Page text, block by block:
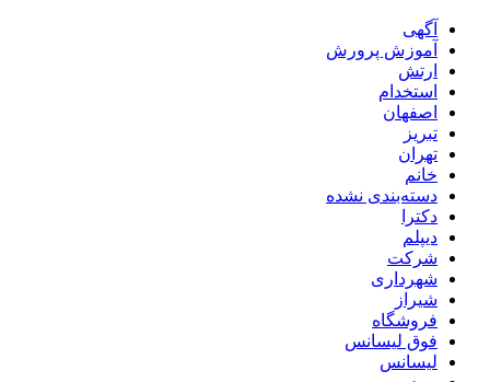
آگهی
آموزش پرورش
ارتش
استخدام
اصفهان
تبریز
تهران
خانم
دسته‌بندی نشده
دکترا
دیپلم
شرکت
شهرداری
شیراز
فروشگاه
فوق لیسانس
لیسانس